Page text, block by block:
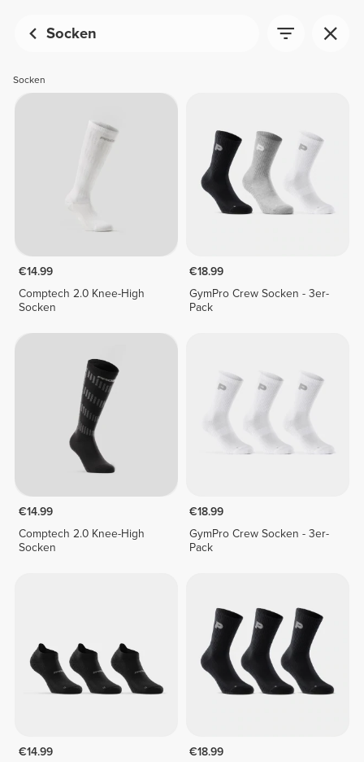
Socken
Socken
€14.99
Comptech 2.0 Knee-High
Socken
€18.99
GymPro Crew Socken - 3er-
Pack
€14.99
Comptech 2.0 Knee-High
Socken
€18.99
GymPro Crew Socken - 3er-
Pack
€14.99
€18.99